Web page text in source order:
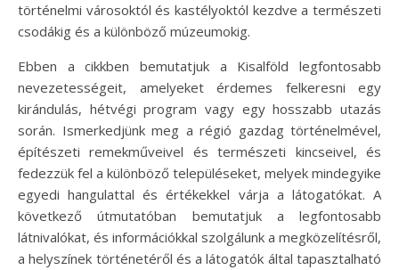
történelmi városoktól és kastélyoktól kezdve a természeti
csodákig és a különböző múzeumokig.
Ebben a cikkben bemutatjuk a Kisalföld legfontosabb
nevezetességeit, amelyeket érdemes felkeresni egy
kirándulás, hétvégi program vagy egy hosszabb utazás
során. Ismerkedjünk meg a régió gazdag történelmével,
építészeti remekműveivel és természeti kincseivel, és
fedezzük fel a különböző településeket, melyek mindegyike
egyedi hangulattal és értékekkel várja a látogatókat. A
következő útmutatóban bemutatjuk a legfontosabb
látnivalókat, és információkkal szolgálunk a megközelítésről,
a helyszínek történetéről és a látogatók által tapasztalható